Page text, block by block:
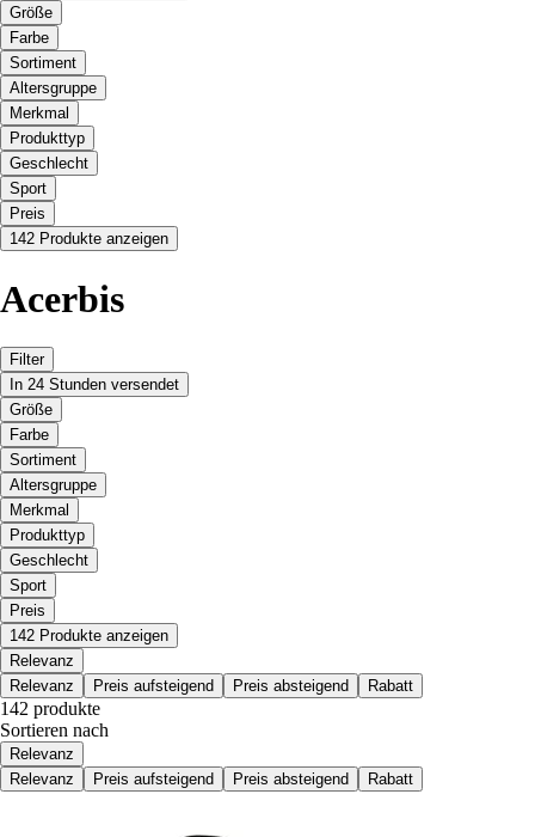
Größe
Farbe
Sortiment
Altersgruppe
Merkmal
Produkttyp
Geschlecht
Sport
Preis
142 Produkte anzeigen
Acerbis
Filter
In 24 Stunden versendet
Größe
Farbe
Sortiment
Altersgruppe
Merkmal
Produkttyp
Geschlecht
Sport
Preis
142 Produkte anzeigen
Relevanz
Relevanz
Preis aufsteigend Preis absteigend Rabatt
142 produkte
Sortieren nach
Relevanz
Relevanz
Preis aufsteigend Preis absteigend Rabatt